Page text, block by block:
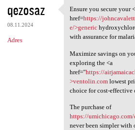
qezosaz
08.11.2024
Adres
Ensure you secure
Ensure you secure your
href=https://
e/>generic
with assurance for
Maximize savings on
exploring the <a
href="https://
>ventolin.comlowest
choice for cost-effective
The purchase of
https://
never been simpler with